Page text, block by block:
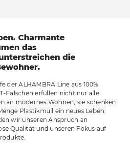
Charmante
das
die
der ALHAMBRA Line aus 100%
Falschen erfüllen nicht nur alle
an modernes Wohnen, sie schenken
Plastikmüll ein neues Leben.
wir unseren Anspruch an
Qualität und unseren Fokus auf